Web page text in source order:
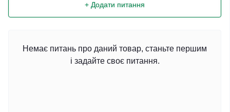
+ Додати питання
Немає питань про даний товар, станьте першим
і задайте своє питання.